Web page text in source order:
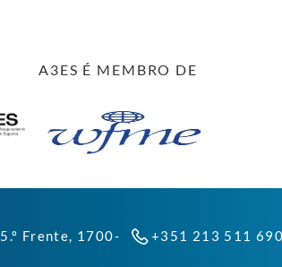
A3ES É MEMBRO DE
Frente, 1700-
+351 213 511 690